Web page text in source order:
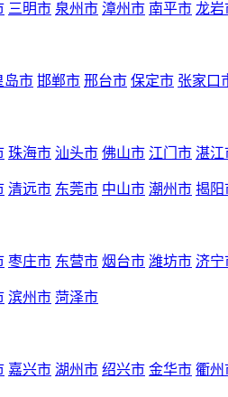
三明市 泉州市 漳州市 南平市 龙岩
岛市 邯郸市 邢台市 保定市 张家口
珠海市 汕头市 佛山市 江门市 湛江
清远市 东莞市 中山市 潮州市 揭阳
枣庄市 东营市 烟台市 潍坊市 济宁
滨州市 菏泽市
嘉兴市 湖州市 绍兴市 金华市 衢州